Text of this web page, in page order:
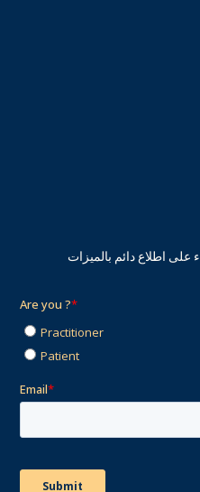
على اطلاع دائم بالميزات